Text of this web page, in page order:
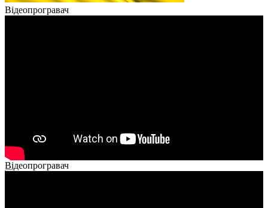
Відеопрогравач
Відеопрогравач